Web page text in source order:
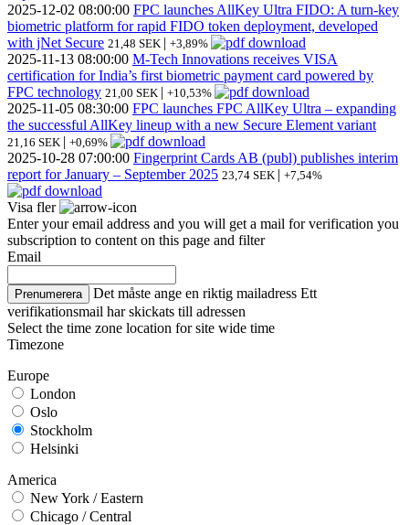
2025-12-02 08:00:00 FPC launches AllKey Ultra FIDO: A turn-key
biometric platform for rapid FIDO token deployment, developed
with jNet Secure 21,48 SEK | +3,89%
2025-11-13 08:00:00 M-Tech Innovations receives VISA
certification for India’s first biometric payment card powered by
FPC technology 21,00 SEK | +10,53%
2025-11-05 08:30:00 FPC launches FPC AllKey Ultra – expanding
the successful AllKey lineup with a new Secure Element variant
21,16 SEK | +0,69%
2025-10-28 07:00:00 Fingerprint Cards AB (publ) publishes interim
report for January – September 2025 23,74 SEK | +7,54%
Visa fler
Enter your email address and you will get a mail for verification you
subscription to content on this page and filter
Email
Prenumerera Det måste ange en riktig mailadress Ett
verifikationsmail har skickats till adressen
Select the time zone location for site wide time
Timezone
Europe
London
Oslo
Stockholm
Helsinki
America
New York / Eastern
Chicago / Central